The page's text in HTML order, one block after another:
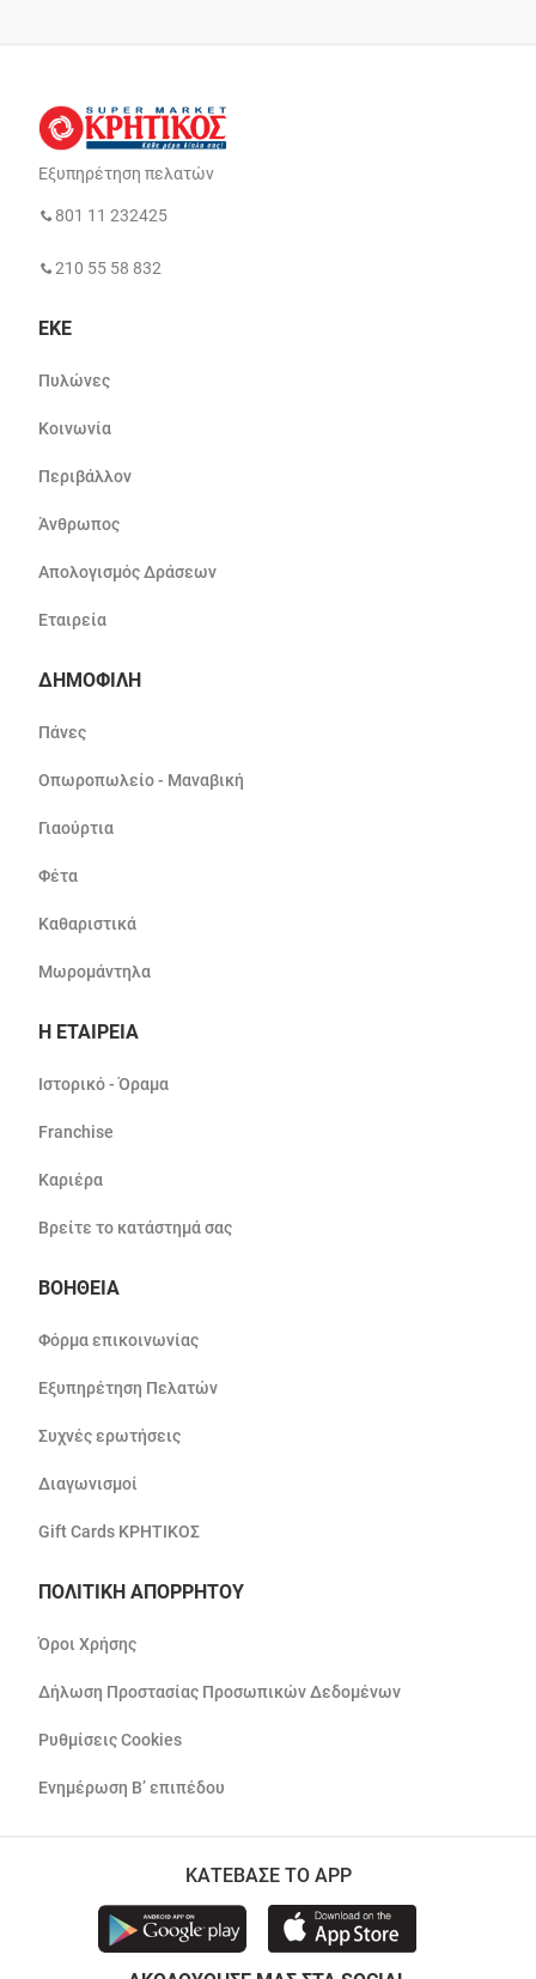
Εξυπηρέτηση πελατών
801 11 232425
210 55 58 832
ΕΚΕ
Πυλώνες
Κοινωνία
Περιβάλλον
Άνθρωπος
Απολογισμός Δράσεων
Εταιρεία
ΔΗΜΟΦΙΛΗ
Πάνες
Οπωροπωλείο - Μαναβική
Γιαούρτια
Φέτα
Καθαριστικά
Μωρομάντηλα
Η ΕΤΑΙΡΕΙΑ
Ιστορικό - Όραμα
Franchise
Καριέρα
Βρείτε το κατάστημά σας
ΒΟΗΘΕΙΑ
Φόρμα επικοινωνίας
Εξυπηρέτηση Πελατών
Συχνές ερωτήσεις
Διαγωνισμοί
Gift Cards ΚΡΗΤΙΚΟΣ
ΠΟΛΙΤΙΚΗ ΑΠΟΡΡΗΤΟΥ
Όροι Χρήσης
Δήλωση Προστασίας Προσωπικών Δεδομένων
Ρυθμίσεις Cookies
Ενημέρωση Β’ επιπέδου
ΚΑΤΕΒΑΣΕ ΤΟ APP